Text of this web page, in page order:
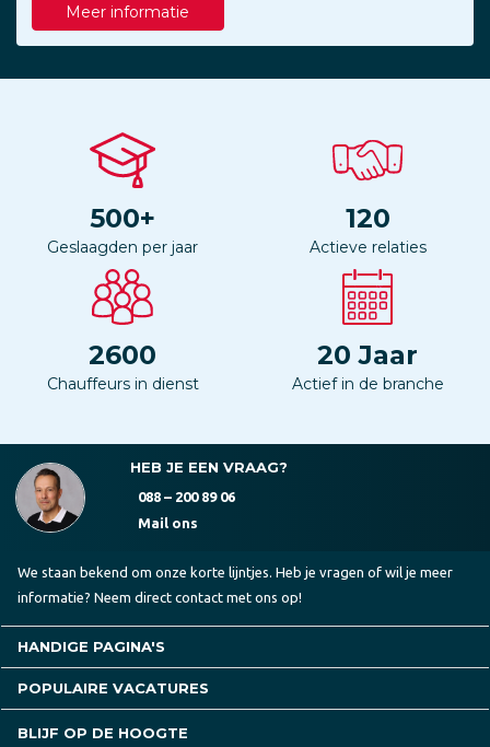
Meer informatie
500+
Geslaagden per jaar
120
Actieve relaties
2600
Chauffeurs in dienst
20 Jaar
Actief in de branche
HEB JE EEN VRAAG?
088 – 200 89 06
Mail ons
We staan bekend om onze korte lijntjes. Heb je vragen of wil je meer
informatie? Neem direct contact met ons op!
HANDIGE PAGINA'S
POPULAIRE VACATURES
BLIJF OP DE HOOGTE